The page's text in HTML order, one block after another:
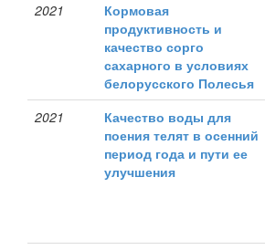
2021
Кормовая
продуктивность и
качество сорго
сахарного в условиях
белорусского Полесья
2021
Качество воды для
поения телят в осенний
период года и пути ее
улучшения